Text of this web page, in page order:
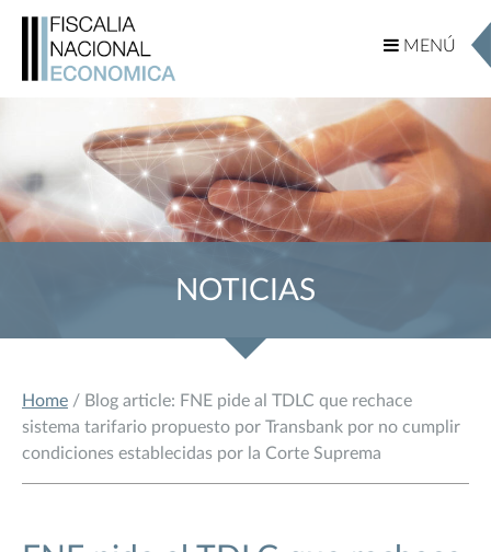
MENÚ
MENÚ
NOTICIAS
Home / Blog article: FNE pide al TDLC que rechace
sistema tarifario propuesto por Transbank por no cumplir
condiciones establecidas por la Corte Suprema